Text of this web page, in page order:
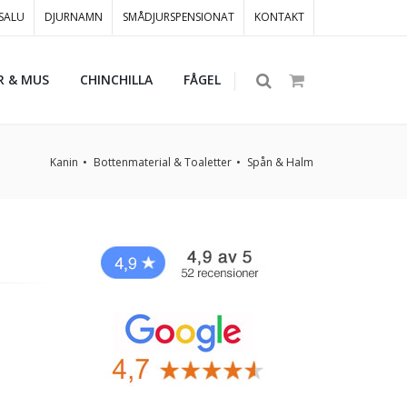
DJURNAMN SMÅDJURSPENSIONAT KONTAKT
& MUS CHINCHILLA FÅGEL
Kanin Bottenmaterial & Toaletter Spån & Halm